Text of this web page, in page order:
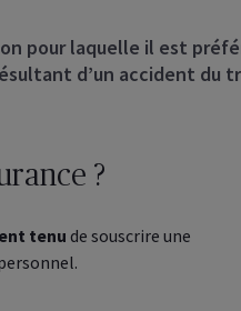
pour laquelle il est
d’un accident du
?
tenude souscrire une